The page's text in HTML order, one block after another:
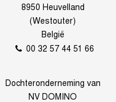
8950 Heuvelland
(Westouter)
België
00 32 57 44 51 66
Dochteronderneming van
NV DOMINO